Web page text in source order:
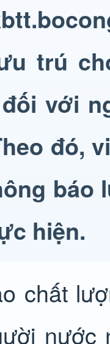
trú
với
đó,
báo
hiện.
chất
nước